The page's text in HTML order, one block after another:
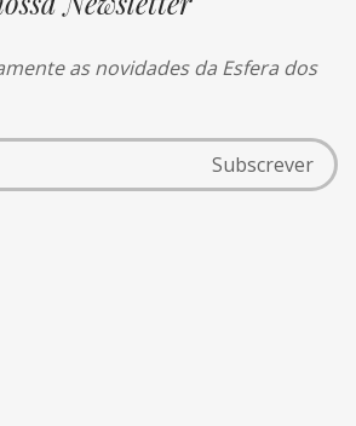
as novidades da Esfera dos